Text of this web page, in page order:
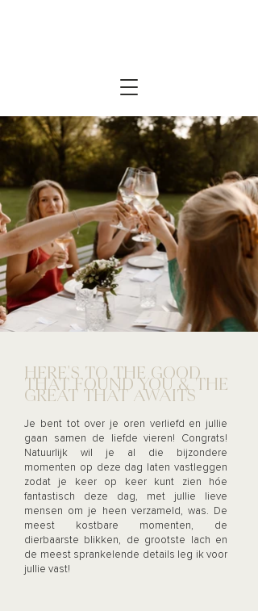
HERE'S TO THE GOOD
THAT FOUND YOU & THE
GREAT THAT AWAITS
Je bent tot over je oren verliefd en jullie
gaan samen de liefde vieren! Congrats!
Natuurlijk wil je al die bijzondere
momenten op deze dag laten vastleggen
zodat je keer op keer kunt zien hóe
fantastisch deze dag, met jullie lieve
mensen om je heen verzameld, was. De
meest kostbare momenten, de
dierbaarste blikken, de grootste lach en
de meest sprankelende details leg ik voor
jullie vast!